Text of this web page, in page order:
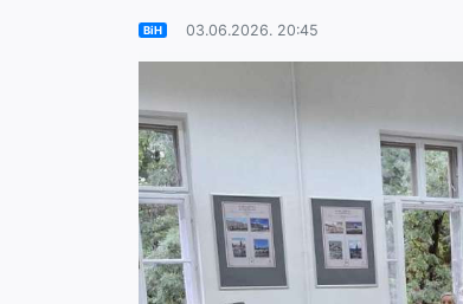
BiH 03.06.2026. 20:45